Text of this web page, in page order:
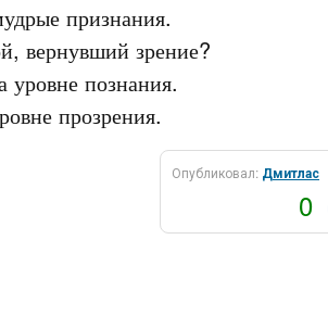
признания.
вернувший зрение?
уровне познания.
Опубликовал: Дмитлас
0